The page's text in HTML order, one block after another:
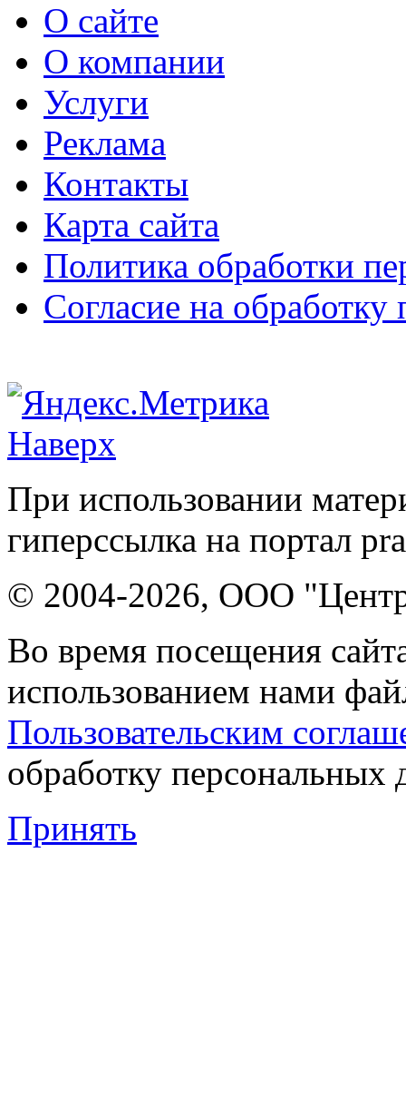
О сайте
О компании
Услуги
Реклама
Контакты
Карта сайта
Политика обработки
Согласие на
Наверх
При использовании
гиперссылка на портал
© 2004-2026, ООО "Центр
Во время посещения
использованием нами
Пользовательским
обработку персональных
Принять